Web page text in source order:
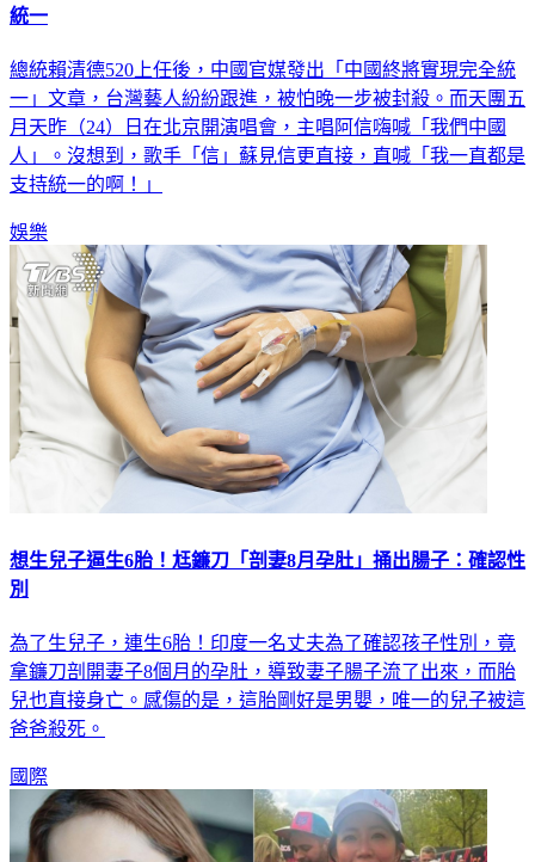
統一
總統賴清德520上任後，中國官媒發出「中國終將實現完全統
一」文章，台灣藝人紛紛跟進，被怕晚一步被封殺。而天團五
月天昨（24）日在北京開演唱會，主唱阿信嗨喊「我們中國
人」。沒想到，歌手「信」蘇見信更直接，直喊「我一直都是
支持統一的啊！」
娛樂
想生兒子逼生6胎！尪鐮刀「剖妻8月孕肚」捅出腸子：確認性
別
為了生兒子，連生6胎！印度一名丈夫為了確認孩子性別，竟
拿鐮刀剖開妻子8個月的孕肚，導致妻子腸子流了出來，而胎
兒也直接身亡。感傷的是，這胎剛好是男嬰，唯一的兒子被這
爸爸殺死。
國際